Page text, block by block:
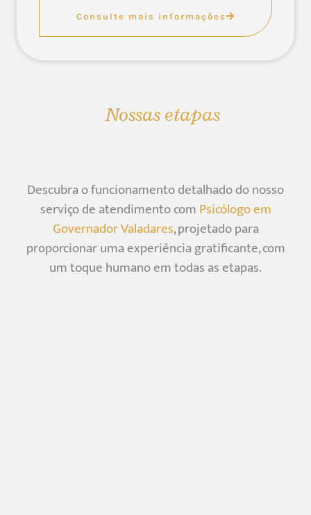
Consulte mais informações
Nossas etapas
Descubra o funcionamento detalhado do nosso
serviço de atendimento comPsicólogo em
Governador Valadares, projetado para
proporcionar uma experiência gratificante, com
um toque humano em todas as etapas.